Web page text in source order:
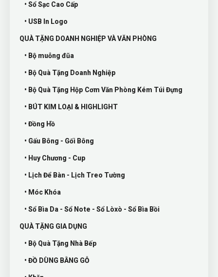
• Sổ Sạc Cao Cấp
• USB In Logo
QUÀ TẶNG DOANH NGHIỆP VÀ VĂN PHÒNG
• Bộ muỗng đũa
• Bộ Quà Tặng Doanh Nghiệp
• Bộ Quà Tặng Hộp Cơm Văn Phòng Kém Túi Đựng
• BÚT KIM LOẠI & HIGHLIGHT
• Đồng Hồ
• Gấu Bông - Gối Bông
• Huy Chương - Cup
• Lịch Để Bàn - Lịch Treo Tường
• Móc Khóa
• Sổ Bìa Da - Sổ Note - Sổ Lòxò - Sổ Bìa Bồi
QUÀ TẶNG GIA DỤNG
• Bộ Quà Tặng Nhà Bếp
• ĐỒ DÙNG BẰNG GỖ